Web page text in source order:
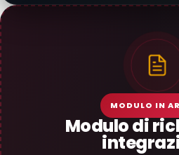
MODULO IN
Modulo di